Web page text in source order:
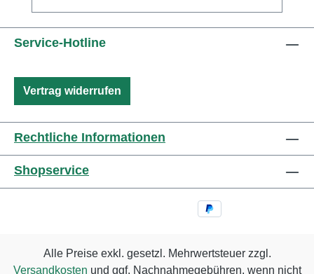
Service-Hotline
Vertrag widerrufen
Rechtliche Informationen
Shopservice
Alle Preise exkl. gesetzl. Mehrwertsteuer zzgl.
Versandkosten und ggf. Nachnahmegebühren, wenn nicht